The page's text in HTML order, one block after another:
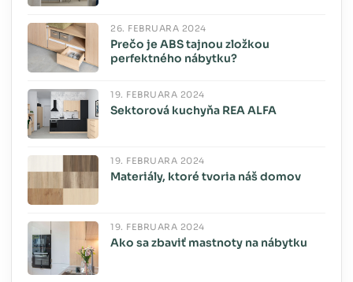
26. FEBRUÁRA 2024
Prečo je ABS tajnou zložkou
perfektného nábytku?
19. FEBRUÁRA 2024
Sektorová kuchyňa REA ALFA
19. FEBRUÁRA 2024
Materiály, ktoré tvoria náš domov
19. FEBRUÁRA 2024
Ako sa zbaviť mastnoty na nábytku